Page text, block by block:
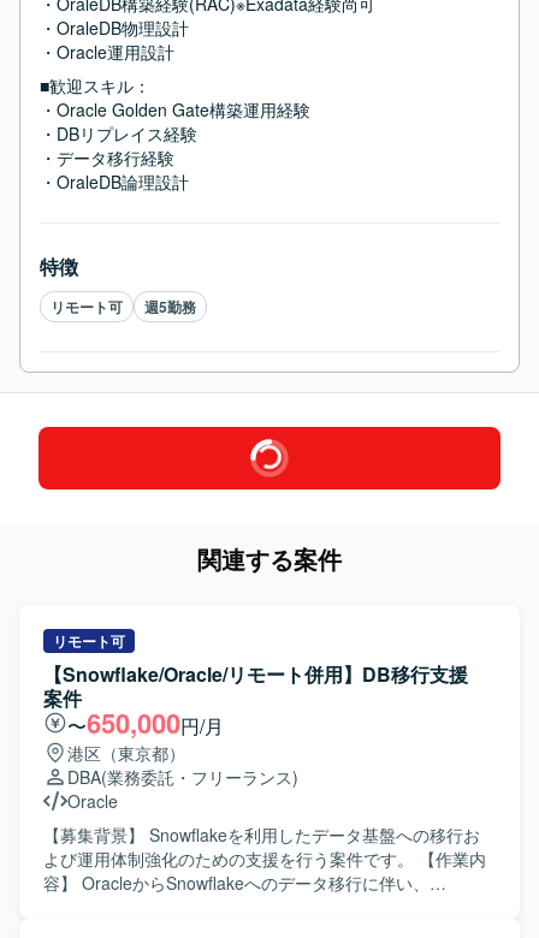
・OraleDB物理設計
・Oracle運用設計
■歓迎スキル：
・Oracle Golden Gate構築運用経験
・DBリプレイス経験
・データ移行経験
・OraleDB論理設計
特徴
リモート可 週5勤務
関連する案件
リモート可
【Snowflake/Oracle/リモート併用】DB移行支援
案件
〜650,000円/月
港区（東京都）
DBA(業務委託・フリーランス)
Oracle
【募集背景】 Snowflakeを利用したデータ基盤への移行お
よび運用体制強化のための支援を行う案件です。 【作業内
容】 OracleからSnowflakeへのデータ移行に伴い、